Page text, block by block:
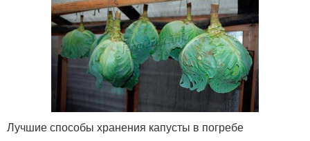
Лучшие способы хранения капусты в погребе